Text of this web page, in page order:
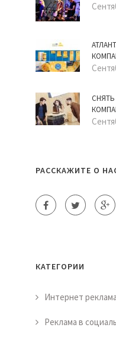
РАССКАЖИТЕ О
КАТЕГОРИИ
Интернет реклама
Реклама в